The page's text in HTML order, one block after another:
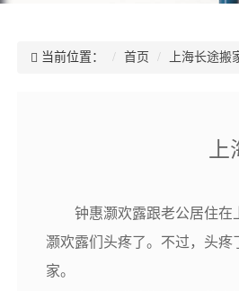
当前位置： 首页 上海长途搬
钟惠灏欢露跟老公居住在上
灏欢露们头疼了。不过，头
家。